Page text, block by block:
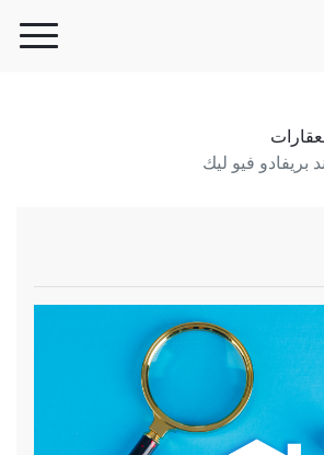
بريفادو فيو ليك